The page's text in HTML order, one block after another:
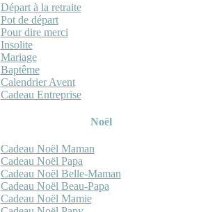
Départ à la retraite
Pot de départ
Pour dire merci
Insolite
Mariage
Baptême
Calendrier Avent
Cadeau Entreprise
Noël
Cadeau Noël Maman
Cadeau Noël Papa
Cadeau Noël Belle-Maman
Cadeau Noël Beau-Papa
Cadeau Noël Mamie